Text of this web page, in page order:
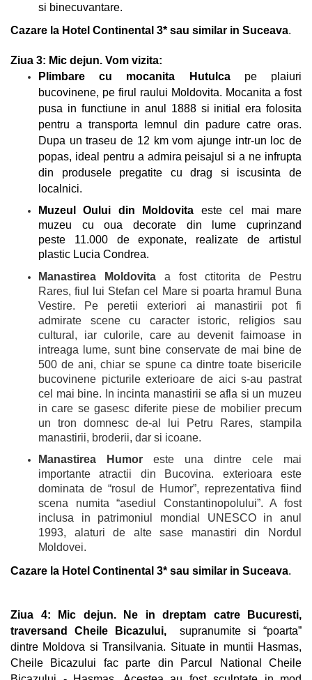
si binecuvantare.
Cazare la Hotel Continental 3* sau similar in Suceava.
Ziua 3: Mic dejun. Vom vizita:
Plimbare cu mocanita Hutulcape plaiuri
bucovinene, pe firul raului Moldovita. Mocanita a fost
pusa in functiune in anul 1888 si initial era folosita
pentru a transporta lemnul din padure catre oras.
Dupa un traseu de 12 km vom ajunge intr-un loc de
popas, ideal pentru a admira peisajul si a ne infrupta
din produsele pregatite cu drag si iscusinta de
localnici.
Muzeul Oului din Moldovita este cel mai mare
muzeu cu oua decorate din lume cuprinzand
peste 11.000 de exponate, realizate de artistul
plastic Lucia Condrea.
Manastirea Moldovita a fost ctitorita de Pestru
Rares, fiul lui Stefan cel Mare si poarta hramul Buna
Vestire. Pe peretii exteriori ai manastirii pot fi
admirate scene cu caracter istoric, religios sau
cultural, iar culorile, care au devenit faimoase in
intreaga lume, sunt bine conservate de mai bine de
500 de ani, chiar se spune ca dintre toate bisericile
bucovinene picturile exterioare de aici s-au pastrat
cel mai bine. In incinta manastirii se afla si un muzeu
in care se gasesc diferite piese de mobilier precum
un tron domnesc de-al lui Petru Rares, stampila
manastirii, broderii, dar si icoane.
Manastirea Humor este una dintre cele mai
importante atractii din Bucovina. exterioara este
dominata de “rosul de Humor”, reprezentativa fiind
scena numita “asediul Constantinopolului”. A fost
inclusa in patrimoniul mondial UNESCO in anul
1993, alaturi de alte sase manastiri din Nordul
Moldovei.
Cazare la Hotel Continental 3* sau similar in Suceava.
Ziua 4: Mic dejun. Ne in dreptam catre Bucuresti,
traversand Cheile Bicazului,
supranumite si “poarta”
dintre Moldova si Transilvania. Situate in muntii Hasmas,
Cheile Bicazului fac parte din Parcul National Cheile